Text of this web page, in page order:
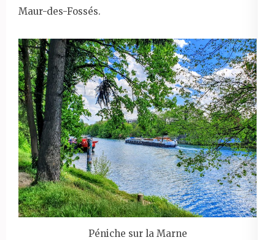
Maur-des-Fossés.
Péniche sur la Marne